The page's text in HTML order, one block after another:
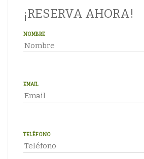
¡RESERVA AHORA!
NOMBRE
EMAIL
TELÉFONO